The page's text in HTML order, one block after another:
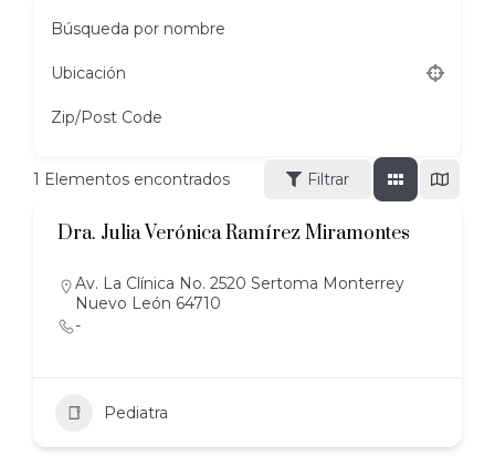
Búsqueda por nombre
Ubicación
Zip/Post Code
1 Elementos encontrados Filtrar
Dra. Julia Verónica Ramírez Miramontes
Av. La Clínica No. 2520 Sertoma Monterrey
Nuevo León 64710
-
Pediatra